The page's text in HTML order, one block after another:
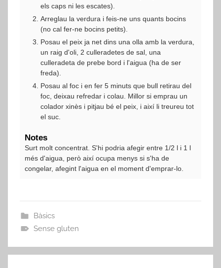
els caps ni les escates).
Arreglau la verdura i feis-ne uns quants bocins
(no cal fer-ne bocins petits).
Posau el peix ja net dins una olla amb la verdura,
un raig d'oli, 2 culleradetes de sal, una
culleradeta de prebe bord i l'aigua (ha de ser
freda).
Posau al foc i en fer 5 minuts que bull retirau del
foc, deixau refredar i colau. Millor si emprau un
colador xinès i pitjau bé el peix, i així li treureu tot
el suc.
Notes
Surt molt concentrat. S'hi podria afegir entre 1/2 l i 1 l
més d'aigua, però així ocupa menys si s'ha de
congelar, afegint l'aigua en el moment d'emprar-lo.
Bàsics
Sense gluten